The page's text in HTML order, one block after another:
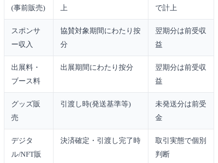
(事前販売)
上
で計上
スポンサ
ー収入
協賛対象期間にわたり按
分
翌期分は前受収
益
出展料・
ブース料
出展期間にわたり按分
翌期分は前受収
益
グッズ販
売
引渡し時(発送基準等)
未発送分は前受
金
デジタ
ル/NFT販
決済確定・引渡し完了時
取引実態で個別
判断